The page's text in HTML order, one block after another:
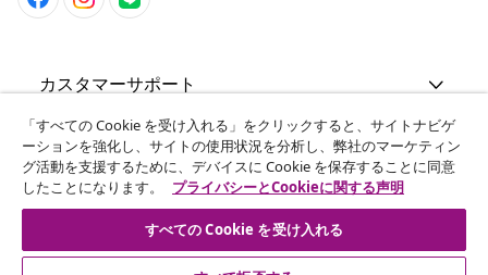
カスタマーサポート
ビジネス・パートナーシップ
vidaXL
「すべての Cookie を受け入れる」をクリックすると、サイトナビゲ
ーションを強化し、サイトの使用状況を分析し、弊社のマーケティン
グ活動を支援するために、デバイスに Cookie を保存することに同意
したことになります。
プライバシーとCookieに関する声明
すべての Cookie を受け入れる